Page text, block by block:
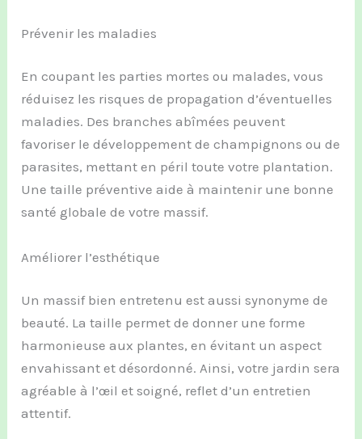
Prévenir les maladies
En coupant les parties mortes ou malades, vous
réduisez les risques de propagation d’éventuelles
maladies. Des branches abîmées peuvent
favoriser le développement de champignons ou de
parasites, mettant en péril toute votre plantation.
Une taille préventive aide à maintenir une bonne
santé globale de votre massif.
Améliorer l’esthétique
Un massif bien entretenu est aussi synonyme de
beauté. La taille permet de donner une forme
harmonieuse aux plantes, en évitant un aspect
envahissant et désordonné. Ainsi, votre jardin sera
agréable à l’œil et soigné, reflet d’un entretien
attentif.